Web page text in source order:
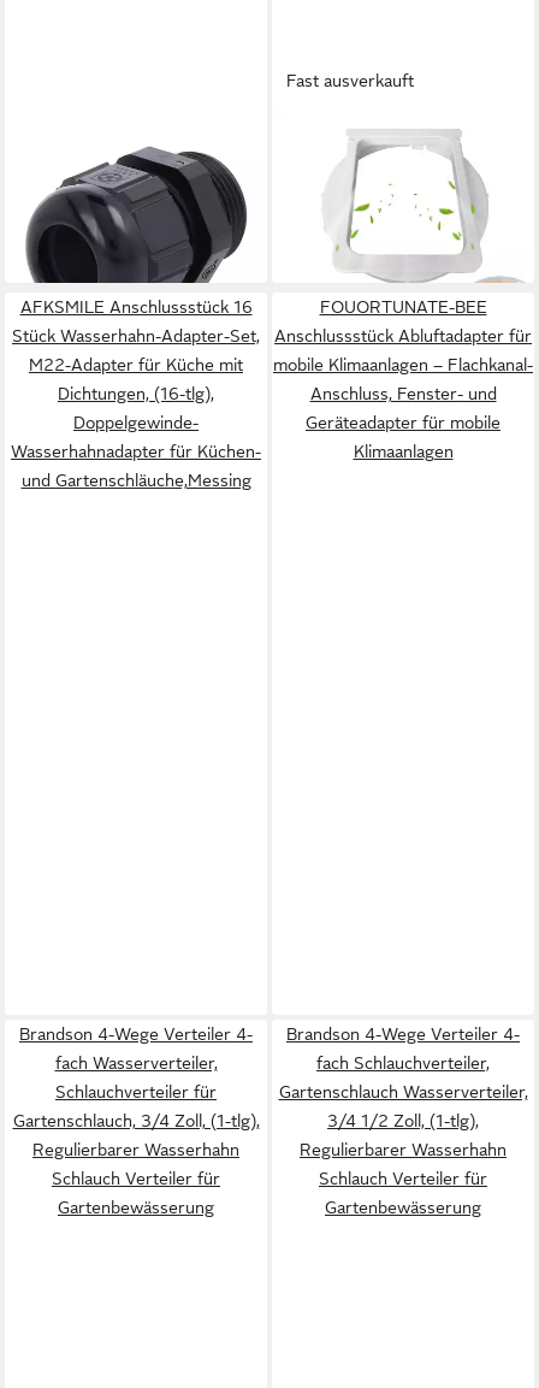
Schlauchverschraubung
Titel:Verschraubung
PG16x1,41 SKU-PG16
Polyamid (PA) Gewindelänge
10
1,77 €
in 2-3 Werktagen bei dir
Fast ausverkauft
FOUORTUNATE-BEE
Anschlussstück
Klimaanlagen
Schlauchadapter für mobiles
Abluftschlauchsystem
54,99 €
-55%
lieferbar in 2 Wochen
AFKSMILE Anschlussstück 16
Stück Wasserhahn-Adapter-Set,
M22-Adapter für Küche mit
Dichtungen, (16-tlg),
Doppelgewinde-
Wasserhahnadapter für Küchen-
und Gartenschläuche,Messing
FOUORTUNATE-BEE
Anschlussstück Abluftadapter für
mobile Klimaanlagen – Flachkanal-
Anschluss, Fenster- und
Geräteadapter für mobile
Klimaanlagen
Brandson 4-Wege Verteiler 4-
fach Wasserverteiler,
Schlauchverteiler für
Gartenschlauch, 3/4 Zoll, (1-tlg),
Regulierbarer Wasserhahn
Schlauch Verteiler für
Gartenbewässerung
Brandson 4-Wege Verteiler 4-
fach Schlauchverteiler,
Gartenschlauch Wasserverteiler,
3/4 1/2 Zoll, (1-tlg),
Regulierbarer Wasserhahn
Schlauch Verteiler für
Gartenbewässerung